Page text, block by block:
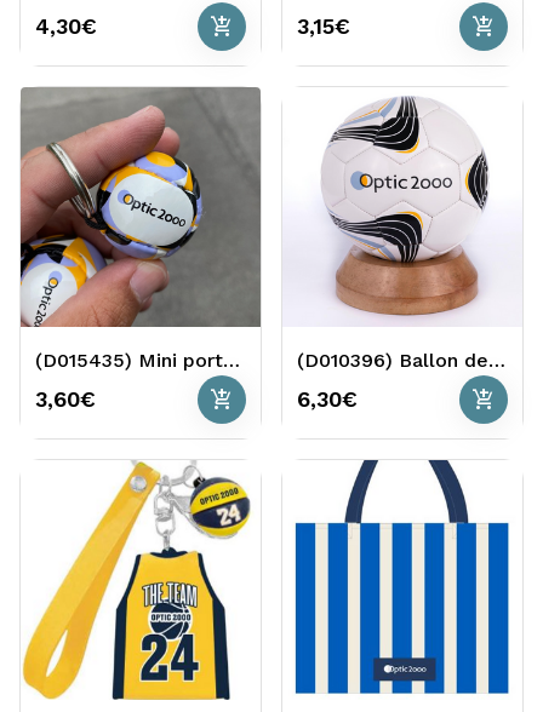
4,30€ add_shopping_cart 3,15€ add_shopping_cart
(D015435) Mini porte clé Ballon football
3,60€ add_shopping_cart
(D010396) Ballon de foot
6,30€ add_shopping_cart